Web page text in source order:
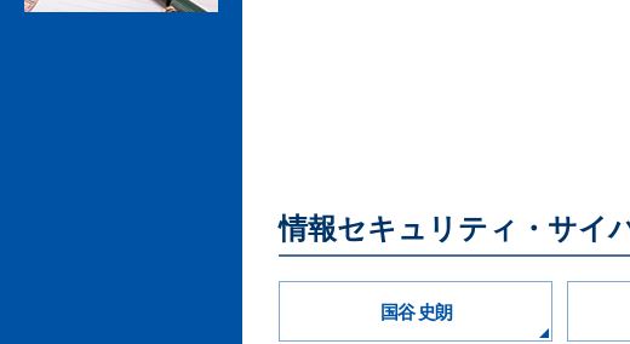
情報セキュリティ・サイ
国谷 史朗